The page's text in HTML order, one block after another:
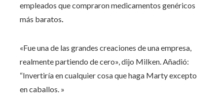
empleados que compraron medicamentos genéricos
más baratos.
«Fue una de las grandes creaciones de una empresa,
realmente partiendo de cero», dijo Milken. Añadió:
“Invertiría en cualquier cosa que haga Marty excepto
en caballos. »